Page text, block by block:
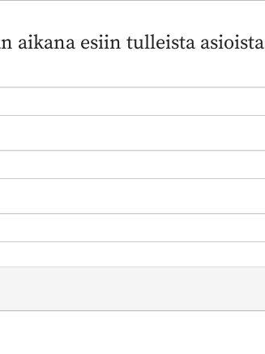
aikana esiin tulleista asioista